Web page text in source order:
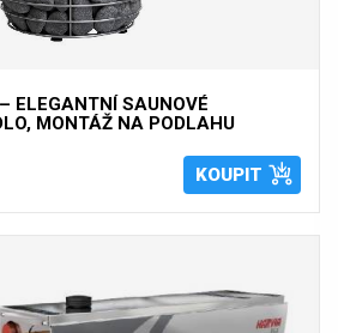
ELEGANTNÍ SAUNOVÉ
MONTÁŽ NA PODLAHU
KOUPIT